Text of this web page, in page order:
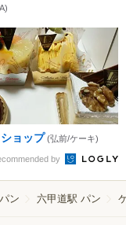
ョップ (弘前/ケーキ)
by
ン 六甲道駅 パン